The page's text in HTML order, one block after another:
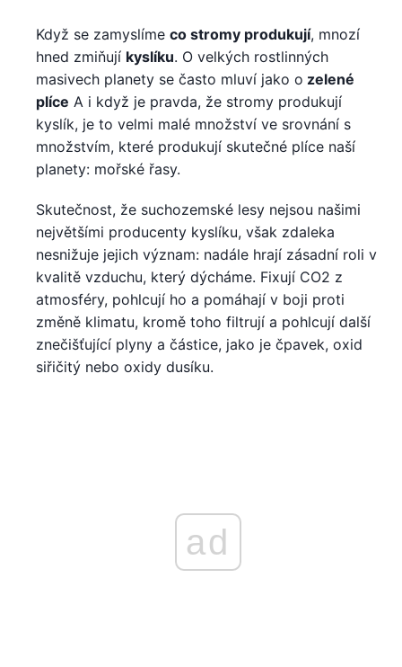
Když se zamyslíme co stromy produkují, mnozí
hned zmiňují kyslíku. O velkých rostlinných
masivech planety se často mluví jako o zelené
plíce A i když je pravda, že stromy produkují
kyslík, je to velmi malé množství ve srovnání s
množstvím, které produkují skutečné plíce naší
planety: mořské řasy.
Skutečnost, že suchozemské lesy nejsou našimi
největšími producenty kyslíku, však zdaleka
nesnižuje jejich význam: nadále hrají zásadní roli v
kvalitě vzduchu, který dýcháme. Fixují CO2 z
atmosféry, pohlcují ho a pomáhají v boji proti
změně klimatu, kromě toho filtrují a pohlcují další
znečišťující plyny a částice, jako je čpavek, oxid
siřičitý nebo oxidy dusíku.
ad